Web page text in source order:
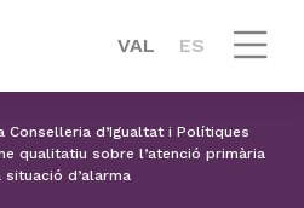
VAL ES
Conselleria d’Igualtat i Polítiques
qualitatiu sobre l’atenció primària
situació d’alarma